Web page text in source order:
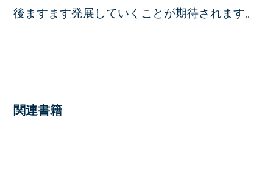
後ますます発展していくことが期待されます。
関連書籍